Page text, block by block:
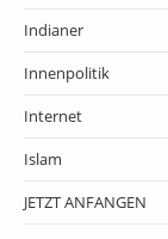
Indianer
Innenpolitik
Internet
Islam
JETZT ANFANGEN